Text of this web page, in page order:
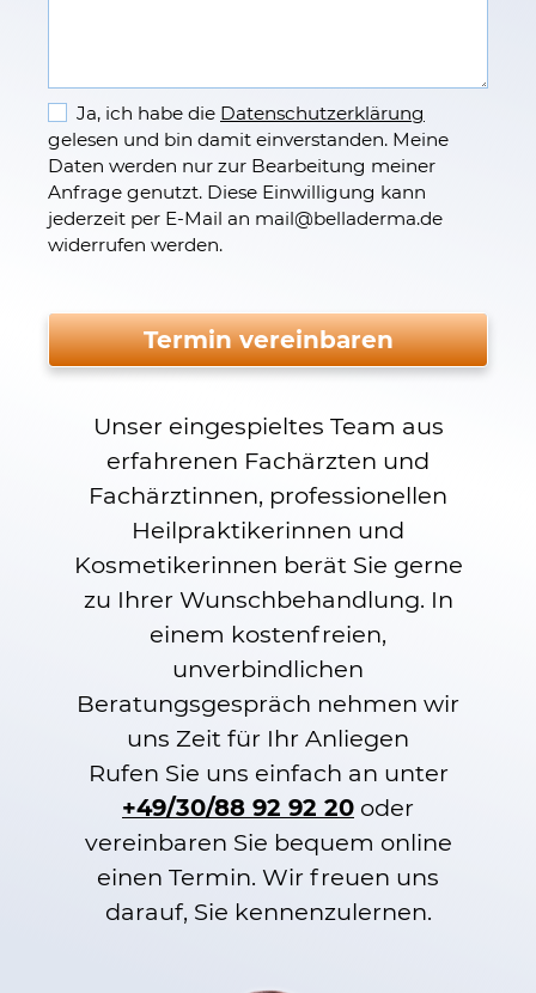
Ja, ich habe die Datenschutzerklärung
gelesen und bin damit einverstanden. Meine
Daten werden nur zur Bearbeitung meiner
Anfrage genutzt. Diese Einwilligung kann
jederzeit per E-Mail an mail@belladerma.de
widerrufen werden.
Termin vereinbaren
Unser eingespieltes Team aus
erfahrenen Fachärzten und
Fachärztinnen, professionellen
Heilpraktikerinnen und
Kosmetikerinnen berät Sie gerne
zu Ihrer Wunschbehandlung. In
einem kostenfreien,
unverbindlichen
Beratungsgespräch nehmen wir
uns Zeit für Ihr Anliegen
Rufen Sie uns einfach an unter
+49/30/88 92 92 20 oder
vereinbaren Sie bequem online
einen Termin. Wir freuen uns
darauf, Sie kennenzulernen.